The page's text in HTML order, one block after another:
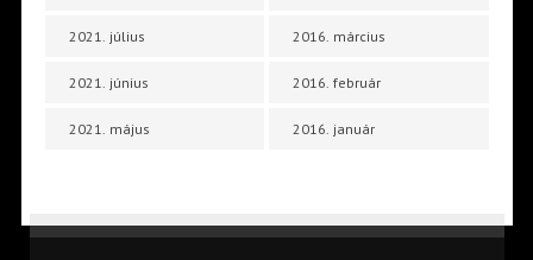
2021. július
2021. június
2021. május
2016. március
2016. február
2016. január